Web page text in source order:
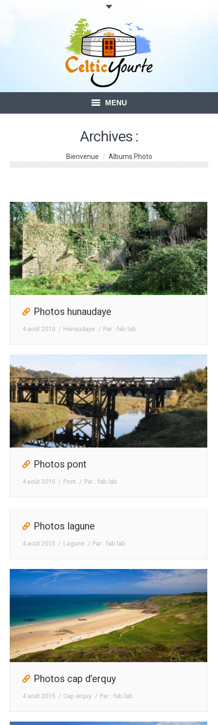
MENU
CONTACTS
Archives :
Bienvenue Albums Photo
Photos hunaudaye
4 août 2015 Hunaudaye Par : fab lab
Photos pont
4 août 2015 Pont Par : fab lab
Photos lagune
4 août 2015 Lagune Par : fab lab
Photos cap d’erquy
4 août 2015 Cap erquy Par : fab lab